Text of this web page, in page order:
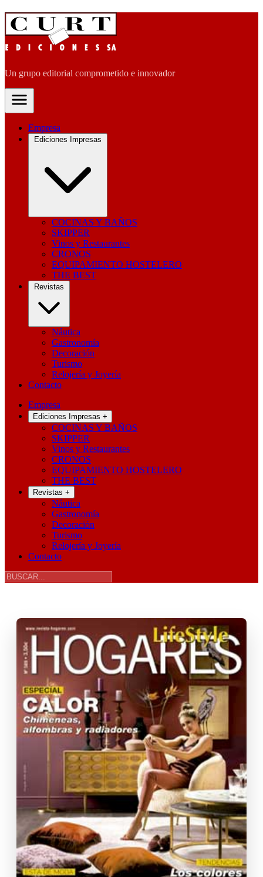
Un grupo editorial comprometido e innovador
Empresa
Ediciones Impresas
COCINAS Y BAÑOS
SKIPPER
Vinos y Restaurantes
CRONOS
EQUIPAMIENTO HOSTELERO
THE BEST
Revistas
Náutica
Gastronomía
Decoración
Turismo
Relojería y Joyería
Contacto
Empresa
Ediciones Impresas +
COCINAS Y BAÑOS
SKIPPER
Vinos y Restaurantes
CRONOS
EQUIPAMIENTO HOSTELERO
THE BEST
Revistas +
Náutica
Gastronomía
Decoración
Turismo
Relojería y Joyería
Contacto